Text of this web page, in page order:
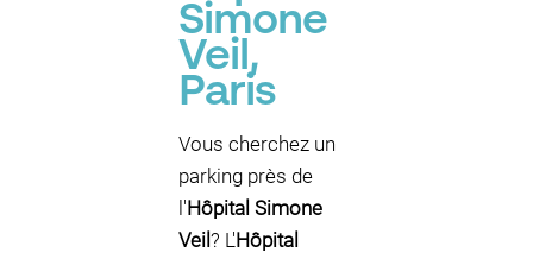
Simone
Veil,
Paris
Vous cherchez un
parking près de
l'Hôpital Simone
Veil ? L'Hôpital